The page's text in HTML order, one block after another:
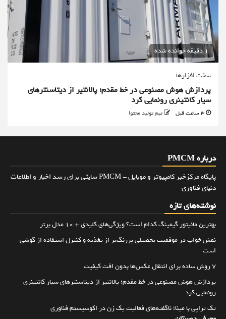
1 دقیقه خوانده شده
سخت افزارها
پردازش هوش مصنوعی در خط مقدم؛ پالانتیر از دیتاسنترهای
سیار کانتینری رونمایی کرد
تیم تولید محتوا
درباره PMCM
پایگاه مرکزخبر کامپیوتر و موبایل - PMCM سایتی برای رسد اخبار و اطلاعات
دنیای فناوری
نوشته‌های تازه
بهترین مانیتور گیمینگ کدام است؟ ویژگی‌های کلیدی + 10 مدل برتر
نقش خواب در موفقیت تحصیلی پررنگ‌تر از تغذیه و کنترل استفاده از گوشی
است
۷ روش ساده برای انتقال عکس‌ها بدون افت کیفیت
پردازش هوش مصنوعی در خط مقدم؛ پالانتیر از دیتاسنترهای سیار کانتینری
رونمایی کرد
تک تراپی با مینا؛ ناگفته‌های فعالیت یک زن در اکوسیستم فناوری